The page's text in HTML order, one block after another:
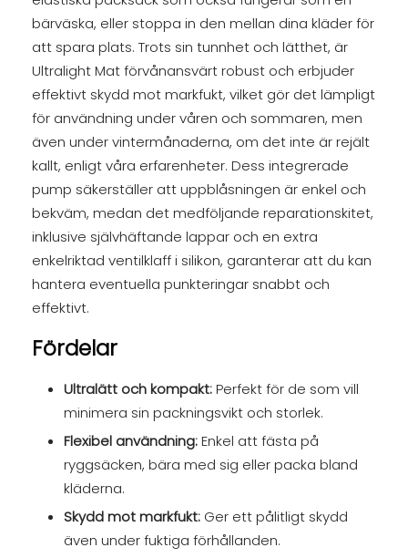
bärväska, eller stoppa in den mellan dina kläder för
att spara plats. Trots sin tunnhet och lätthet, är
Ultralight Mat förvånansvärt robust och erbjuder
effektivt skydd mot markfukt, vilket gör det lämpligt
för användning under våren och sommaren, men
även under vintermånaderna, om det inte är rejält
kallt, enligt våra erfarenheter. Dess integrerade
pump säkerställer att uppblåsningen är enkel och
bekväm, medan det medföljande reparationskitet,
inklusive självhäftande lappar och en extra
enkelriktad ventilklaff i silikon, garanterar att du kan
hantera eventuella punkteringar snabbt och
effektivt.
Fördelar
Ultralätt och kompakt:Perfekt för de som vill
minimera sin packningsvikt och storlek.
Flexibel användning:Enkel att fästa på
ryggsäcken, bära med sig eller packa bland
kläderna.
Skydd mot markfukt: Ger ett pålitligt skydd
även under fuktiga förhållanden.